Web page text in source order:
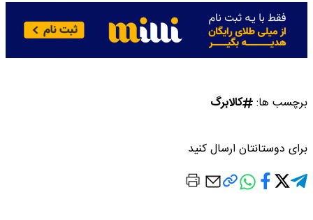
برچسب ها: کالابرگ
برای دوستانتان ارسال کنید